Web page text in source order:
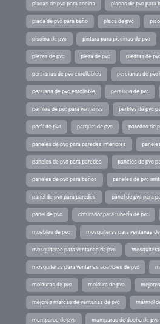
placas de pvc para cocina placas de pvc para
placa de pvc para baño placa de pvc
piscina de pvc pintura para piscinas de pvc
piezas de pvc pieza de pvc piedras de
persianas de pvc enrollables persianas de pvc
persiana de pvc enrollable persiana de pvc
perfiles de pvc para ventanas perfiles de pvc
perfil de pvc parquet de pvc paredes de
paneles de pvc para paredes interiores
paneles de pvc para paredes paneles de pvc
paneles de pvc para baños paneles de pvc
panel de pvc para paredes panel de pvc para
panel de pvc obturador para tubería de pvc
muebles de pvc mosquiteras para ventanas
mosquiteras para ventanas de pvc
mosquiteras para ventanas abatibles de pvc
molduras de pvc moldura de pvc
mejores marcas de ventanas de pvc mármol
mamparas de pvc mamparas de ducha de pvc